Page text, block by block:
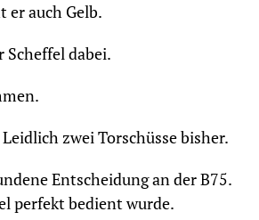
er auch Gelb.
Scheffel dabei.
zwei Torschüsse bisher.
Entscheidung an der B75.
perfekt bedient wurde.